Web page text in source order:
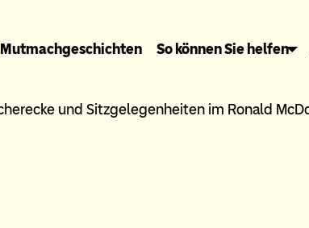
Mutmachgeschichten So können Sie helfen